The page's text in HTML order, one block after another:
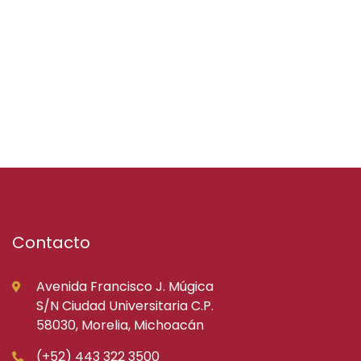
Contacto
Avenida Francisco J. Múgica
S/N Ciudad Universitaria C.P.
58030, Morelia, Michoacán
(+52) 443 322 3500